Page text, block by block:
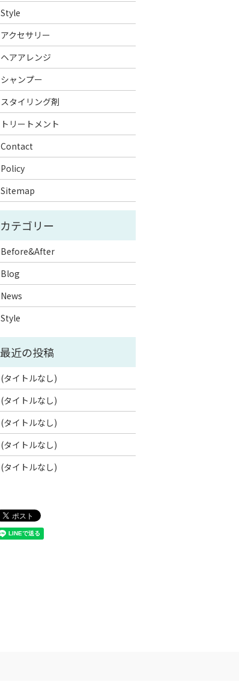
Style
アクセサリー
ヘアアレンジ
シャンプー
スタイリング剤
トリートメント
Contact
Policy
Sitemap
Before&After
Blog
News
Style
(タイトルなし)
(タイトルなし)
(タイトルなし)
(タイトルなし)
(タイトルなし)